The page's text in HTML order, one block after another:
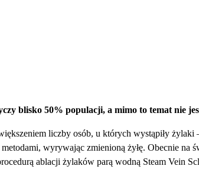
blisko 50% populacji, a mimo to temat nie
liczby osób, u których wystąpiły
wyrywając zmienioną żyłę. Obecnie
ablacji żylaków parą wodną Steam Vein